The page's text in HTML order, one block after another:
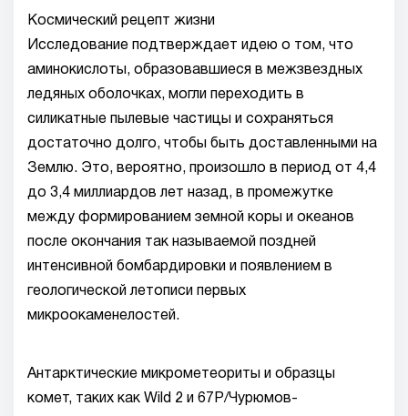
Космический рецепт жизни
Исследование подтверждает идею о том, что
аминокислоты, образовавшиеся в межзвездных
ледяных оболочках, могли переходить в
силикатные пылевые частицы и сохраняться
достаточно долго, чтобы быть доставленными на
Землю. Это, вероятно, произошло в период от 4,4
до 3,4 миллиардов лет назад, в промежутке
между формированием земной коры и океанов
после окончания так называемой поздней
интенсивной бомбардировки и появлением в
геологической летописи первых
микроокаменелостей.
Антарктические микрометеориты и образцы
комет, таких как Wild 2 и 67P/Чурюмов-